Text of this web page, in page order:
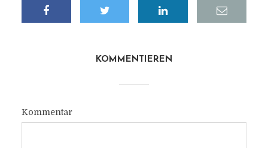
KOMMENTIEREN
Kommentar